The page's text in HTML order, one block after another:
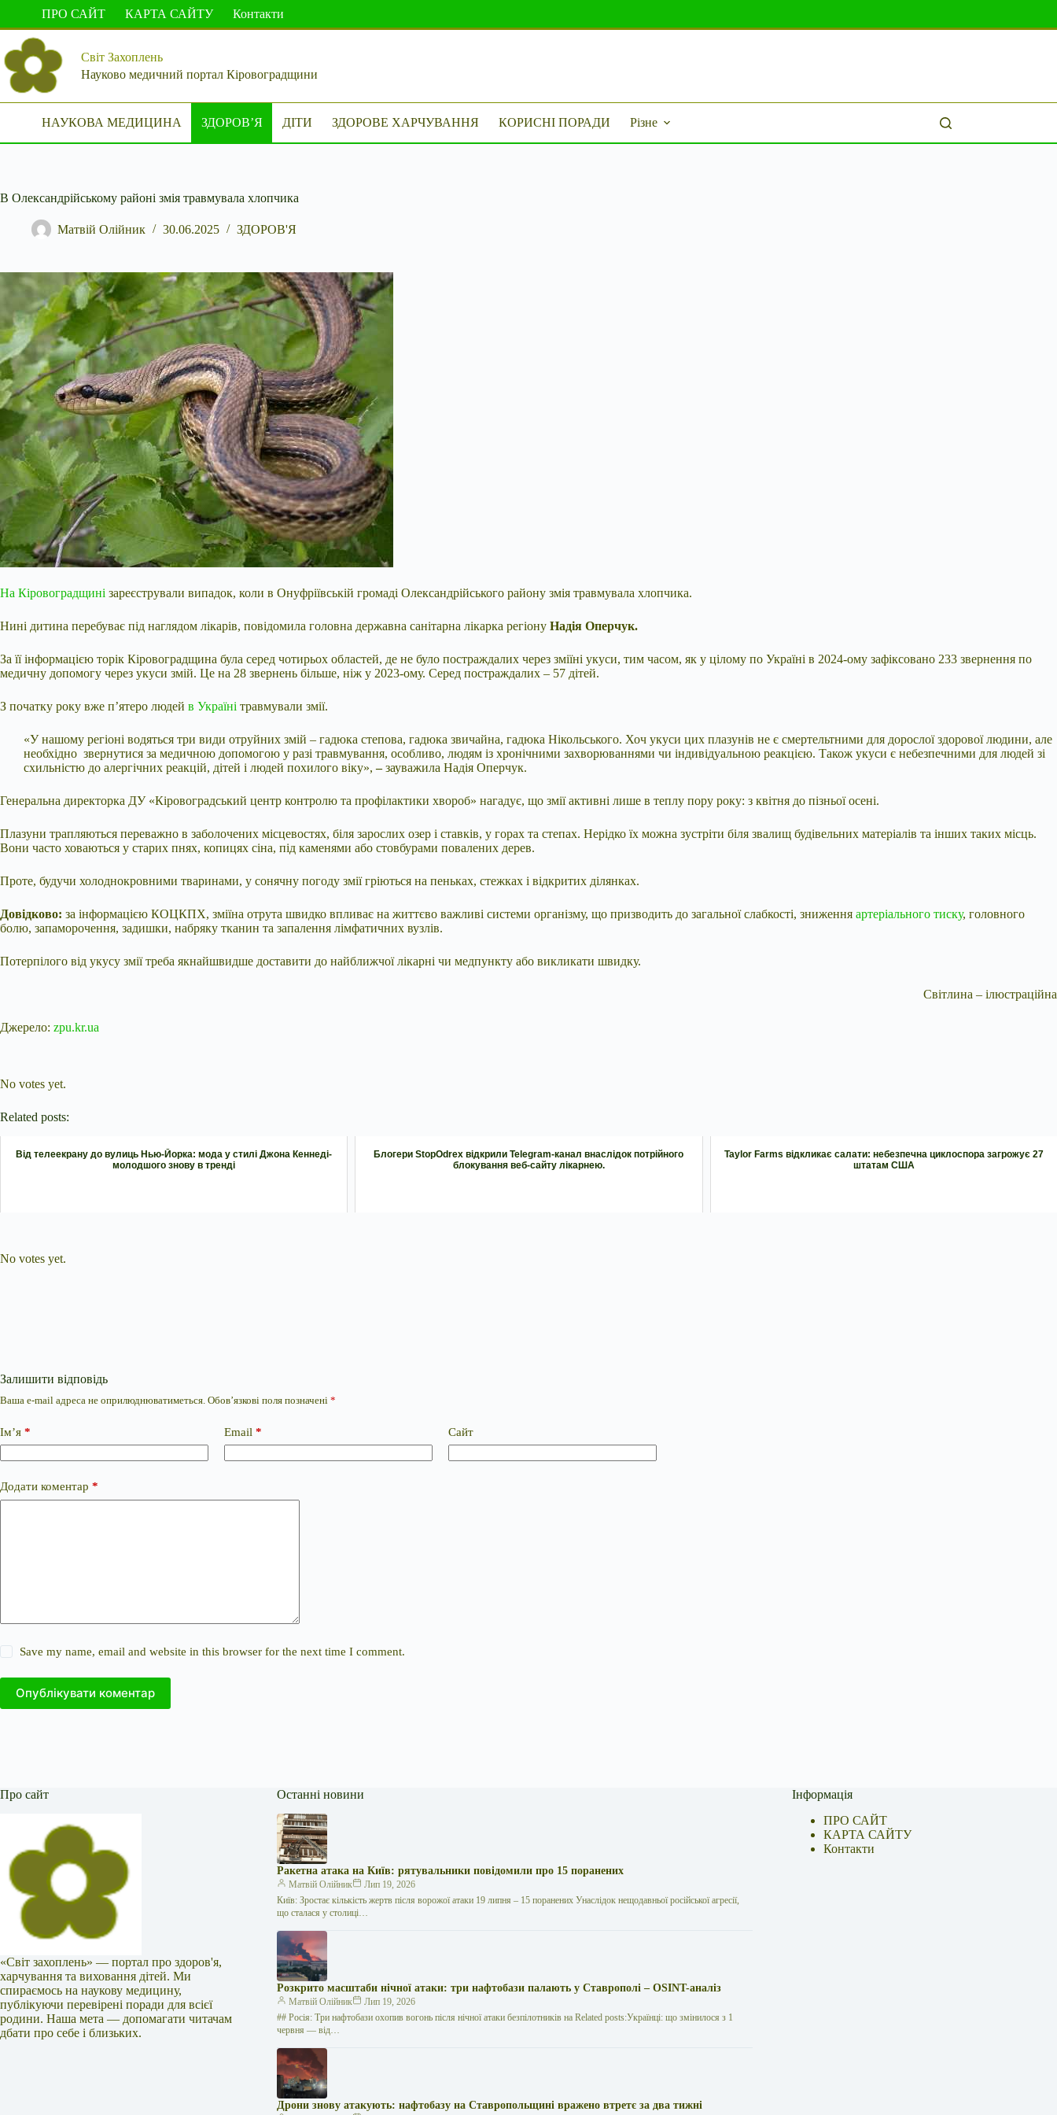
вмісту
ПРО САЙТ КАРТА САЙТУ Контакти
Світ Захоплень
Науково медичний портал Кіровоградщини
НАУКОВА МЕДИЦИНА ЗДОРОВ’Я ДІТИ ЗДОРОВЕ ХАРЧУВАННЯ КОРИСНІ ПОРАДИ Різне
В Олександрійському районі змія травмувала хлопчика
Матвій Олійник 30.06.2025 ЗДОРОВ'Я
На Кіровоградщині зареєстрували випадок, коли в Онуфріївській громаді Олександрійського району змія травмувала хлопчика.
Нині дитина перебуває під наглядом лікарів, повідомила головна державна санітарна лікарка регіону Надія Оперчук.
За її інформацією торік Кіровоградщина була серед чотирьох областей, де не було постраждалих через зміїні укуси, тим часом, як у цілому по Україні в 2024-ому зафіксовано 233 звернення по
медичну допомогу через укуси змій. Це на 28 звернень більше, ніж у 2023-ому. Серед постраждалих – 57 дітей.
З початку року вже п’ятеро людей в Україні травмували змії.
«У нашому регіоні водяться три види отруйних змій – гадюка степова, гадюка звичайна, гадюка Нікольського. Хоч укуси цих плазунів не є смертельтними для дорослої здорової людини, але
необхідно звернутися за медичною допомогою у разі травмування, особливо, людям із хронічними захворюваннями чи індивідуальною реакцією. Також укуси є небезпечними для людей зі
схильністю до алергічних реакцій, дітей і людей похилого віку», –зауважила Надія Оперчук.
Генеральна директорка ДУ «Кіровоградський центр контролю та профілактики хвороб» нагадує, що змії активні лише в теплу пору року: з квітня до пізньої осені.
Плазуни трапляються переважно в заболочених місцевостях, біля зарослих озер і ставків, у горах та степах. Нерідко їх можна зустріти біля звалищ будівельних матеріалів та інших таких місць.
Вони часто ховаються у старих пнях, копицях сіна, під каменями або стовбурами повалених дерев.
Проте, будучи холоднокровними тваринами, у сонячну погоду змії гріються на пеньках, стежках і відкритих ділянках.
Довідково: за інформацією КОЦКПХ, зміїна отрута швидко впливає на життєво важливі системи організму, що призводить до загальної слабкості, зниження артеріального тиску, головного
болю, запаморочення, задишки, набряку тканин та запалення лімфатичних вузлів.
Потерпілого від укусу змії треба якнайшвидше доставити до найближчої лікарні чи медпункту або викликати швидку.
Світлина – ілюстраційна
Джерело: zpu.kr.ua
No votes yet.
Related posts:
Від телеекрану до вулиць Нью-Йорка: мода у стилі Джона Кеннеді-
молодшого знову в тренді
Блогери StopOdrex відкрили Telegram-канал внаслідок потрійного
блокування веб-сайту лікарнею.
Taylor Farms відкликає салати: небезпечна циклоспора загрожує 27
штатам США
No votes yet.
Залишити відповідь
Ваша e-mail адреса не оприлюднюватиметься. Обов’язкові поля позначені *
Ім’я * Email * Сайт
Додати коментар *
Save my name, email and website in this browser for the next time I comment.
Опублікувати коментар
Про сайт
«Світ захоплень» — портал про здоров'я,
харчування та виховання дітей. Ми
спираємось на наукову медицину,
публікуючи перевірені поради для всієї
родини. Наша мета — допомагати читачам
дбати про себе і близьких.
Останні новини
Ракетна атака на Київ: рятувальники повідомили про 15 поранених
Матвій Олійник
Лип 19, 2026
Київ: Зростає кількість жертв після ворожої атаки 19 липня – 15 поранених Унаслідок нещодавньої російської агресії,
що сталася у столиці…
Розкрито масштаби нічної атаки: три нафтобази палають у Ставрополі – OSINT-аналіз
Матвій Олійник
Лип 19, 2026
## Росія: Три нафтобази охопив вогонь після нічної атаки безпілотників на Related posts:Українці: що змінилося з 1
червня — від…
Дрони знову атакують: нафтобазу на Ставропольщині вражено втретє за два тижні
Інформація
ПРО САЙТ
КАРТА САЙТУ
Контакти